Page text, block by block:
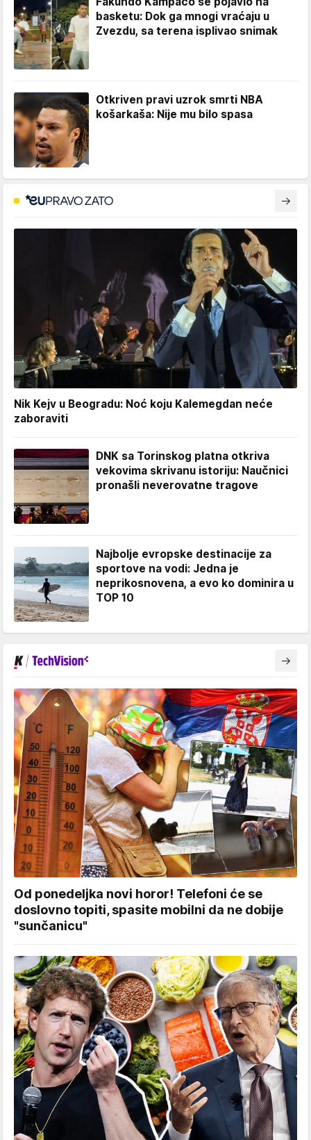
basketu: Dok ga mnogi vraćaju u
Zvezdu, sa terena isplivao snimak
Otkriven pravi uzrok smrti NBA
košarkaša: Nije mu bilo spasa
Nik Kejv u Beogradu: Noć koju Kalemegdan neće
zaboraviti
DNK sa Torinskog platna otkriva
vekovima skrivanu istoriju: Naučnici
pronašli neverovatne tragove
Najbolje evropske destinacije za
sportove na vodi: Jedna je
neprikosnovena, a evo ko dominira u
TOP 10
Od ponedeljka novi horor! Telefoni će se
doslovno topiti, spasite mobilni da ne dobije
"sunčanicu"